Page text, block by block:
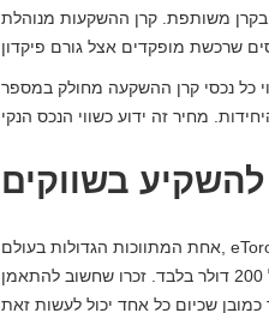
משותפת. קרן ההשקעות מנוהלת
כל נכסי קרן ההשקעה מחולק במספר
אחת המתווכות הגדולות בעולם, eToro, הפכה את ההשקעה בשווקים הפיננסיים לנגישה יותר. כעת כל אחד יכול להשקיע במניות
או לקנות שברים של מניות עם עמלות של 0%. התחל להשקיע עכשיו עם פיקדון של 200 דולר בלבד. זכרו שחשוב להתאמן